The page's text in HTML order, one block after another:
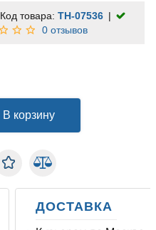
Код товара:TH-07536
0 отзывов
В корзину
ДОСТАВКА